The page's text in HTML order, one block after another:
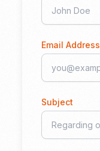
Email Address
Subject